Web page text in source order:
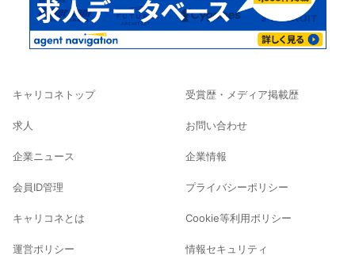
キャリコネトップ
求人
企業ニュース
会員ID管理
キャリコネとは
運営ポリシー
受賞歴・メディア掲載歴
お問い合わせ
企業情報
プライバシーポリシー
Cookie等利用ポリシー
情報セキュリティ